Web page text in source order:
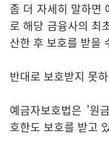
좀 더 자세히 말하면
로 해당 금융사의 최
산한 후 보호를 받을
반대로 보호받지 못
예금자보호법은 '원
호한도 보호를 받고